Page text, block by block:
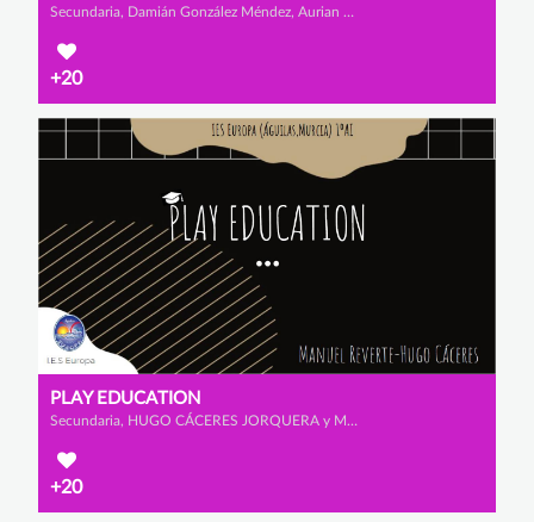
Secundaria, Damián González Méndez, Aurian Layeul y Sergio Galán Torres
+20
PLAY EDUCATION
Secundaria, HUGO CÁCERES JORQUERA y MANUEL REVERTE VIÚDEZ
+20